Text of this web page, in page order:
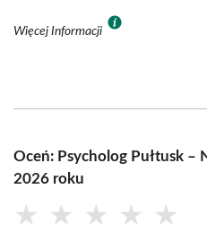
Więcej Informacji
Oceń: Psycholog Pułtusk –
2026 roku
★ ★ ★ ★ ★